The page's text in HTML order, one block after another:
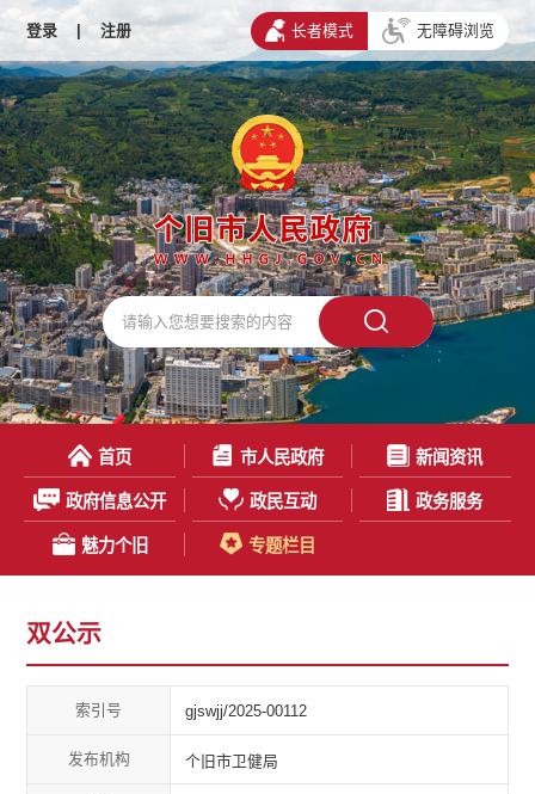
登录 | 注册 长者模式 无障碍浏览
首页 市人民政府 新闻资讯
政府信息公开 政民互动 政务服务
魅力个旧 专题栏目
双公示
索引号 gjswjj/2025-00112
发布机构 个旧市卫健局